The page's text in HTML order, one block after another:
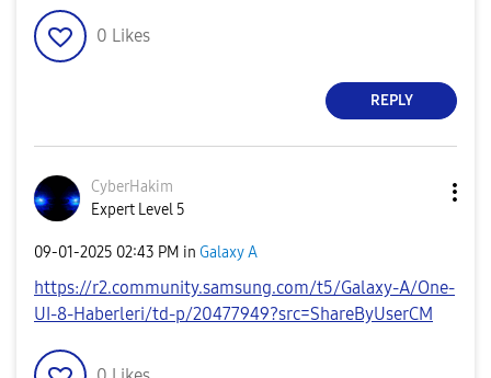
0 Likes
REPLY
CyberHakim
Expert Level 5
‎09-01-2025 02:43 PM in Galaxy A
https://r2.community.samsung.com/t5/Galaxy-A/One-
UI-8-Haberleri/td-p/20477949?src=ShareByUserCM